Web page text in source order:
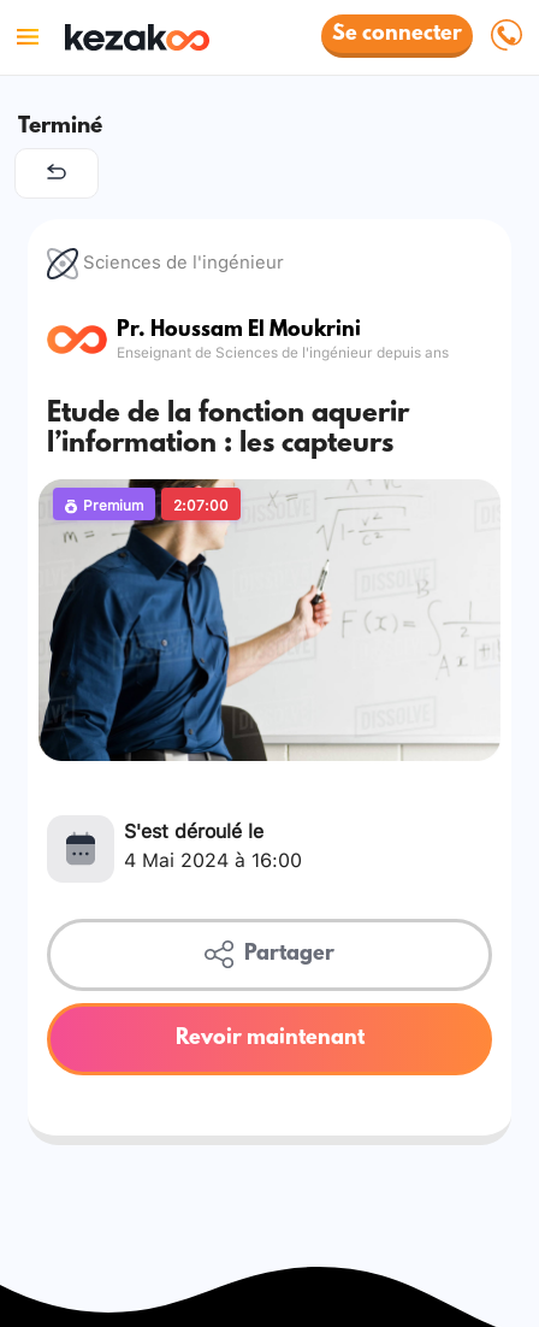
Se connecter
Terminé
Sciences de l'ingénieur
Pr. Houssam El Moukrini
Enseignant de Sciences de l'ingénieur depuis ans
Etude de la fonction aquerir
l’information : les capteurs
Premium 2:07:00
S'est déroulé le
4 Mai 2024 à 16:00
Partager
Revoir maintenant